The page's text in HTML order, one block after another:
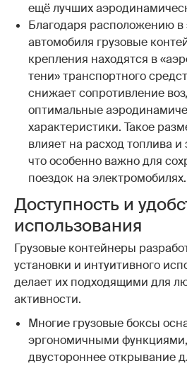
ещё лучших
Благодаря расположению в
автомобиля грузовые
крепления находятся в
тени» транспортного
снижает сопротивление
оптимальные
характеристики. Такое
влияет на расход топлива и
что особенно важно для
поездок на электромобилях.
Доступность и
использования
Грузовые контейнеры
установки и интуитивного
делает их подходящими для
активности.
Многие грузовые боксы
эргономичными
двустороннее открывание